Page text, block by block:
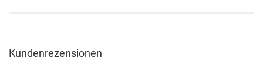
Kundenrezensionen